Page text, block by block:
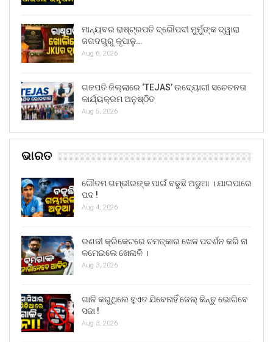
ମାନ୍ୟବର ରାଷ୍ଟ୍ରପତି ଦ୍ରୌପଦୀ ମୁର୍ମୁଙ୍କ ଦ୍ୱାରା
ଜଗଦଗୁରୁ କୃପାଳୁ…
Aug 6, 2026
ଗଜପତି ଜିଲ୍ଲାରେ ‘TEJAS’ ଉଦ୍ୟୋଗୀ ସଚେତନତା
କାର୍ଯ୍ୟକ୍ରମ ଅନୁଷ୍ଠିତ
Aug 5, 2026
ଭାରତ
ଗୌତମ ଗମ୍ଭୀରଙ୍କ ପାଇଁ ବଢୁଛି ଅଡୁଆ । ଯାଇପାରେ
ପଦ !
Aug 4, 2026
ରଣଜୀ କ୍ରିକେଟରେ ଚମତ୍କାର ଖେଳ ପଦର୍ଶନ କରି ନା
କମେଇଲେ ଖେଳାଳି ।
Aug 3, 2026
ଗାଳି କରୁଥିଲେ ହୁଏତ ଯିବେନାହିଁ ଜେଲ୍ କିନ୍ତୁ ଭୋଗିବେ
ସଜା !
Aug 3, 2026